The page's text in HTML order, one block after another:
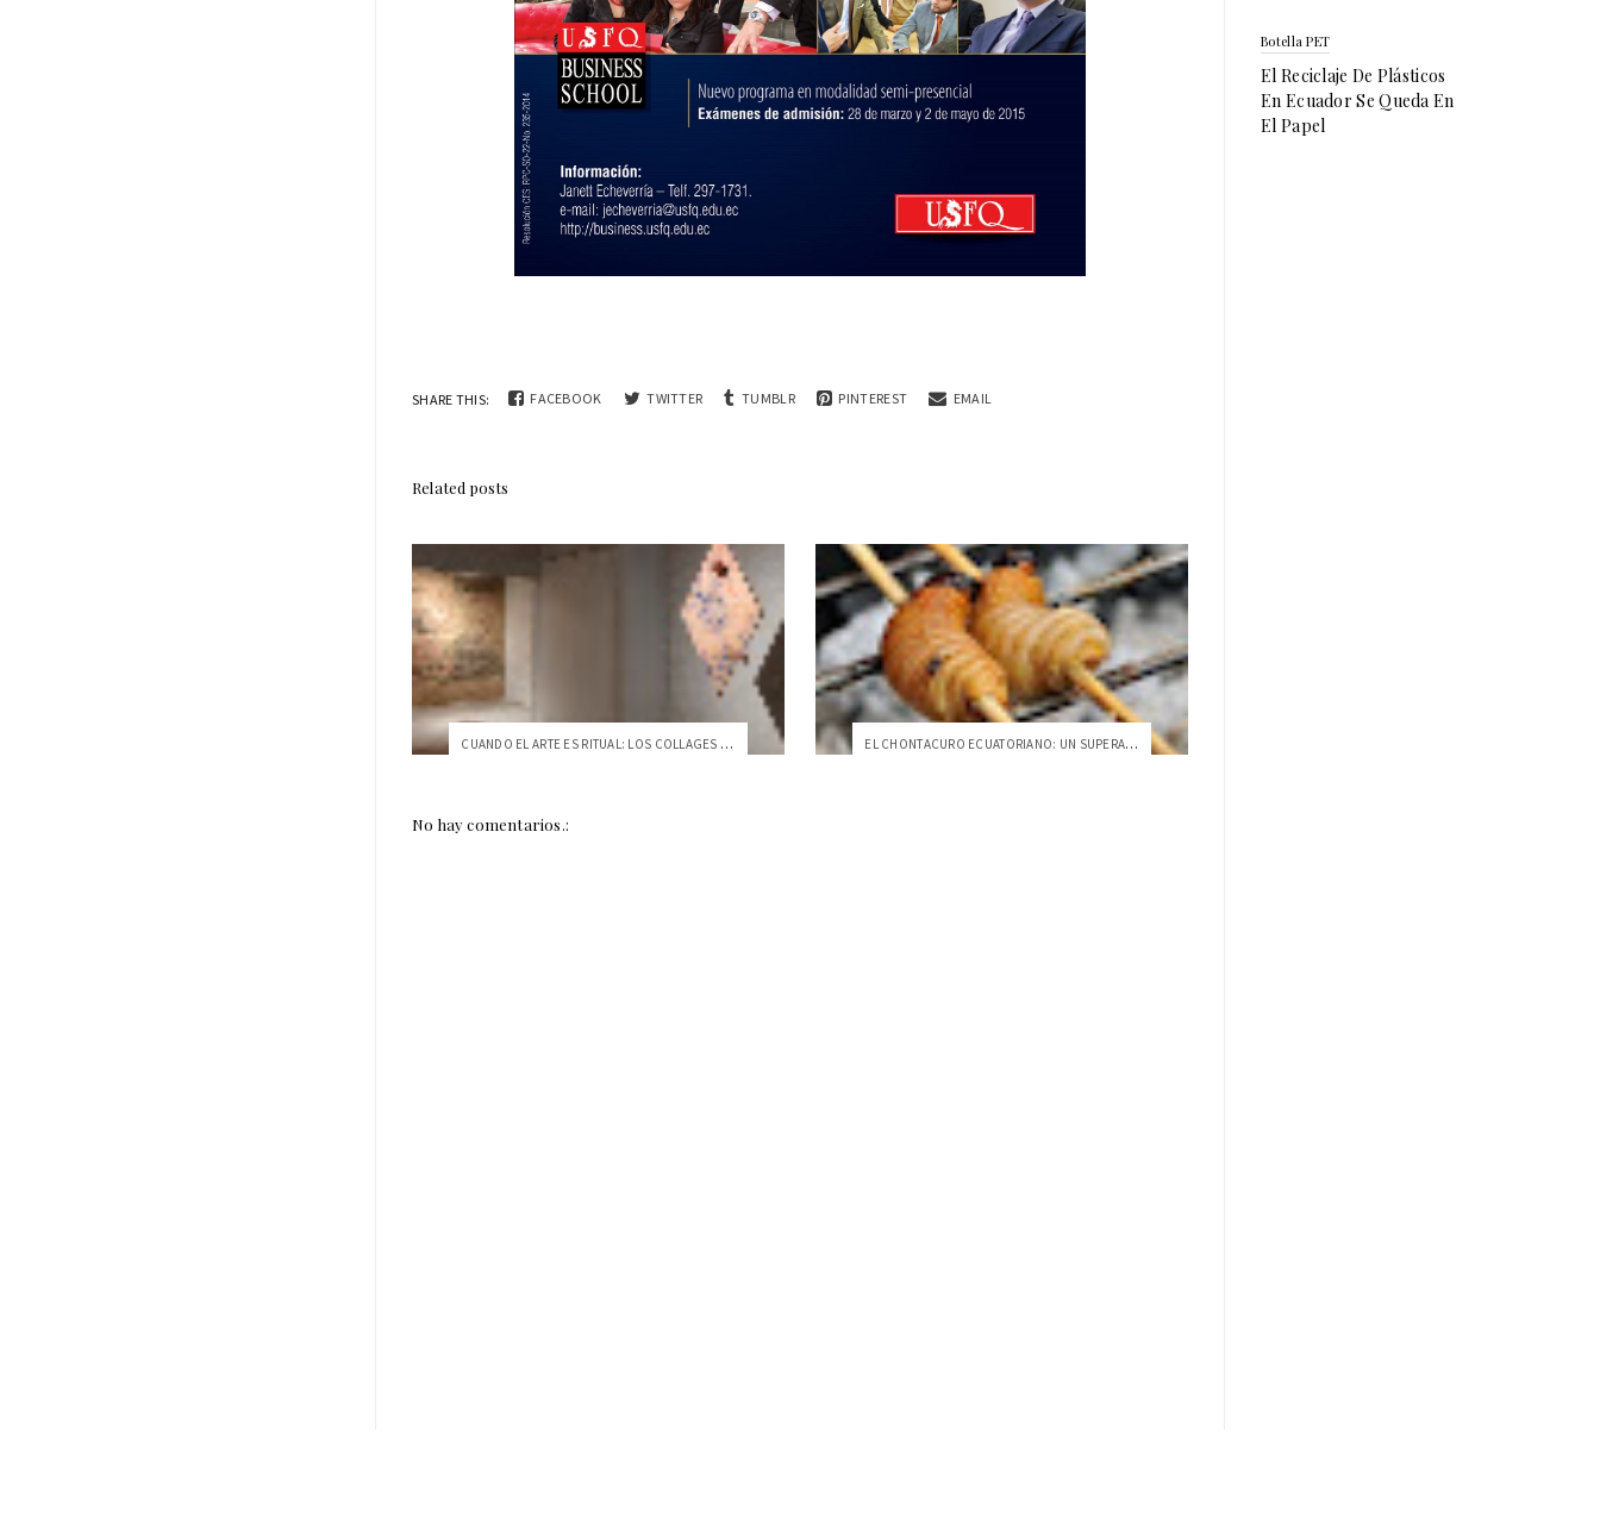
SHARE THIS: FACEBOOK TWITTER TUMBLR PINTEREST EMAIL
Related posts
CUANDO EL ARTE ES RITUAL: LOS COLLAGES T... EL CHONTACURO ECUATORIANO: UN SUPERALIME...
No hay comentarios.:
Botella PET
El Reciclaje De Plásticos
En Ecuador Se Queda En
El Papel